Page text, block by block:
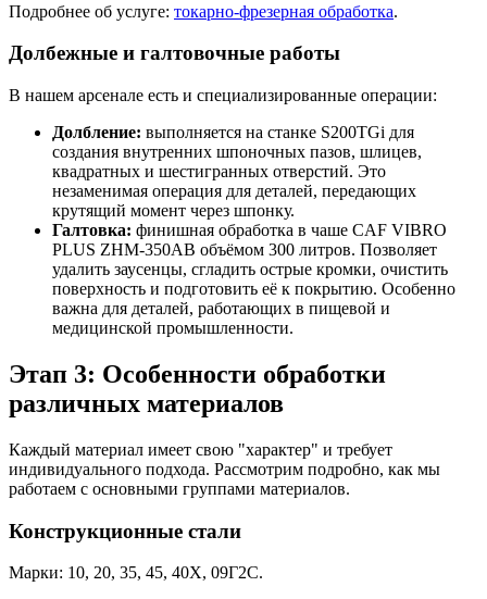
Подробнее об услуге: токарно-фрезерная обработка.
Долбежные и галтовочные работы
В нашем арсенале есть и специализированные операции:
Долбление: выполняется на станке S200TGi для
создания внутренних шпоночных пазов, шлицев,
квадратных и шестигранных отверстий. Это
незаменимая операция для деталей, передающих
крутящий момент через шпонку.
Галтовка: финишная обработка в чаше CAF VIBRO
PLUS ZHM-350АВ объёмом 300 литров. Позволяет
удалить заусенцы, сгладить острые кромки, очистить
поверхность и подготовить её к покрытию. Особенно
важна для деталей, работающих в пищевой и
медицинской промышленности.
Этап 3: Особенности обработки
различных материалов
Каждый материал имеет свою "характер" и требует
индивидуального подхода. Рассмотрим подробно, как мы
работаем с основными группами материалов.
Конструкционные стали
Марки: 10, 20, 35, 45, 40Х, 09Г2С.